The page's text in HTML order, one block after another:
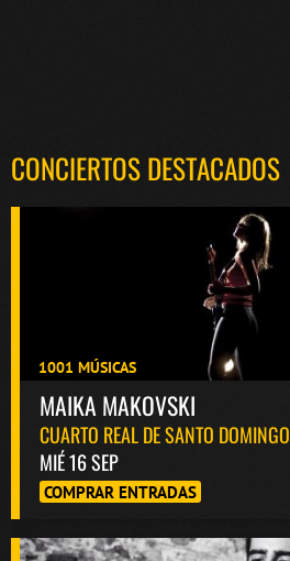
CONCIERTOS DESTACADOS
1001 MÚSICAS
MAIKA MAKOVSKI
CUARTO REAL DE SANTO DOMINGO
MIÉ 16 SEP
COMPRAR ENTRADAS